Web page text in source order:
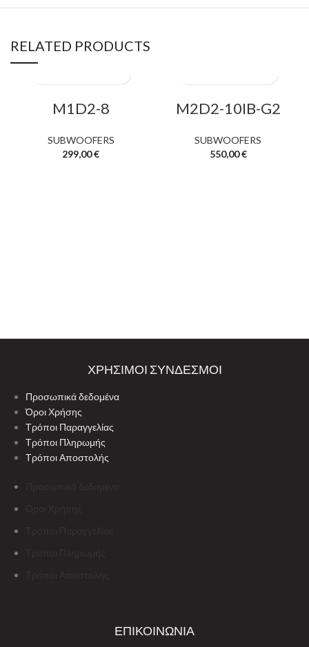
RELATED PRODUCTS
M1D2-8
SUBWOOFERS
299,00€
M2D2-10IB-G2
SUBWOOFERS
550,00€
ΕΠΙΚΟΙΝΩΝΙΑ
ΧΡΗΣΙΜΟΙ ΣΥΝΔΕΣΜΟΙ
Προσωπικά δεδομένα
Όροι Χρήσης
Τρόποι Παραγγελίας
Τρόποι Πληρωμής
Τρόποι Αποστολής